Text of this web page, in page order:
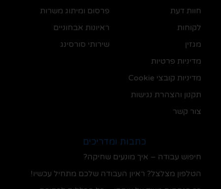
חוות דעת
לקוחות
מגזין
מדיניות פרטיות
מדיניות קובצי Cookie
תקנון והצהרת נגישות
צור קשר
פרסום ומיתוג משרות
ראיונות אבחוניים
שירותי סורסינג
כתבות ומדריכים
חיפוש עבודה – איך מונעים שחיקה?
הטלפון מצלצל? ראיון העבודה שלכם מתחיל עכשיו!